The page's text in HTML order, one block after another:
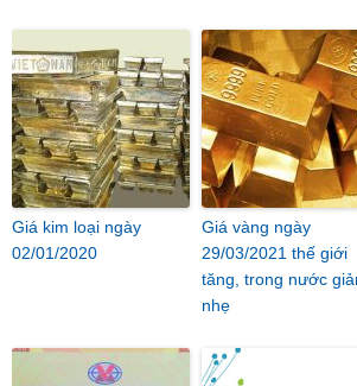
Giá kim loại ngày
02/01/2020
Giá vàng ngày
29/03/2021 thế giới
tăng, trong nước
nhẹ